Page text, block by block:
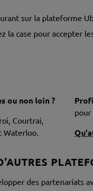
sur la plateforme
la case pour accepter
ou non loin ?
Courtrai,
Waterloo.
pour
des partenariats